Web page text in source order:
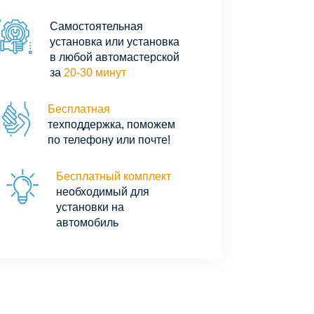
Самостоятельная
установка или установка
в любой автомастерской
за 20-30 минут
Бесплатная
техподдержка, поможем
по телефону или почте!
Бесплатный комплект
необходимый для
установки на
автомобиль